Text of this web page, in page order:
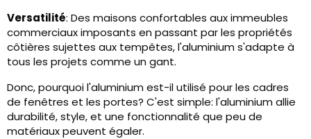
Versatilité: Des maisons confortables aux immeubles
commerciaux imposants en passant par les propriétés
côtières sujettes aux tempêtes, l'aluminium s'adapte à
tous les projets comme un gant.
Donc, pourquoi l'aluminium est-il utilisé pour les cadres
de fenêtres et les portes? C'est simple: l'aluminium allie
durabilité, style, et une fonctionnalité que peu de
matériaux peuvent égaler.